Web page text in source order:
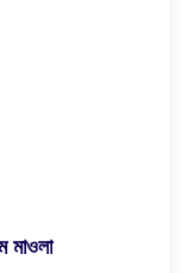
মাওলা